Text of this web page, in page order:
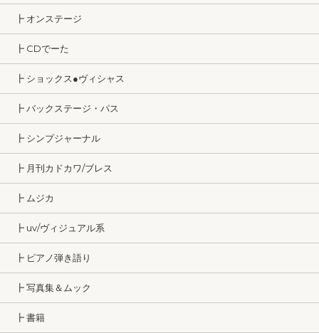
┣ オンステージ
┣ CDでーた
┣ ショックス●ヴィシャス
┣ バックステージ・パス
┣ シンプジャーナル
┣ 月刊カドカワ/ブレス
┣ ムジカ
┣ uv/ヴィジュアル系
┣ ピアノ弾き語り
┣ 写真集＆ムック
┣ 書籍